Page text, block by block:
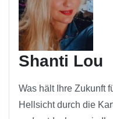
Shanti Lou
Was hält Ihre Zukunft
Hellsicht durch die